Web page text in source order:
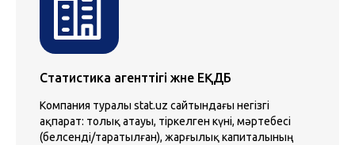
Статистика агенттігі және ЕҚДБ
Компания туралы stat.uz сайтындағы негізгі
ақпарат: толық атауы, тіркелген күні, мәртебесі
(белсенді/таратылған), жарғылық капиталының